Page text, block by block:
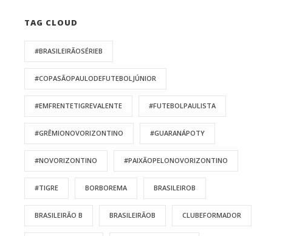
TAG CLOUD
#BRASILEIRÃOSÉRIEB
#COPASÃOPAULODEFUTEBOLJÚNIOR
#EMFRENTETIGREVALENTE #FUTEBOLPAULISTA
#GRÊMIONOVORIZONTINO #GUARANÁPOTY
#NOVORIZONTINO #PAIXÃOPELONOVORIZONTINO
#TIGRE BORBOREMA BRASILEIROB
BRASILEIRÃO B BRASILEIRÃOB CLUBEFORMADOR